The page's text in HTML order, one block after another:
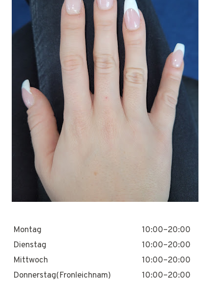
Montag
10:00–20:00
Dienstag
10:00–20:00
Mittwoch
10:00–20:00
Donnerstag(Fronleichnam)
10:00–20:00